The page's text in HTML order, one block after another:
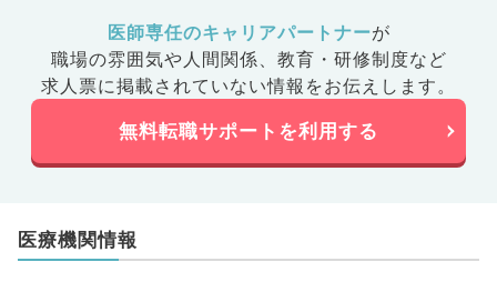
医師専任のキャリアパートナーが
職場の雰囲気や人間関係、 教育・研修制度など
求人票に掲載されていない情報をお伝えします。
無料転職サポートを利用する
医療機関情報